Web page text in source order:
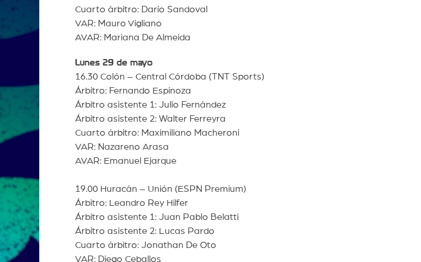
Cuarto árbitro: Darío Sandoval
VAR: Mauro Vigliano
AVAR: Mariana De Almeida
Lunes 29 de mayo
16.30 Colón – Central Córdoba (TNT Sports)
Árbitro: Fernando Espinoza
Árbitro asistente 1: Julio Fernández
Árbitro asistente 2: Walter Ferreyra
Cuarto árbitro: Maximiliano Macheroni
VAR: Nazareno Arasa
AVAR: Emanuel Ejarque
19.00 Huracán – Unión (ESPN Premium)
Árbitro: Leandro Rey Hilfer
Árbitro asistente 1: Juan Pablo Belatti
Árbitro asistente 2: Lucas Pardo
Cuarto árbitro: Jonathan De Oto
VAR: Diego Ceballos